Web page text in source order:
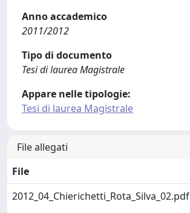
Anno accademico
2011/2012
Tipo di documento
Tesi di laurea Magistrale
Appare nelle tipologie:
Tesi di laurea Magistrale
File allegati
File
2012_04_Chierichetti_Rota_Silva_02.pdf